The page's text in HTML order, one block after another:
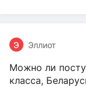
Э Эллиот
Можно ли
класса,